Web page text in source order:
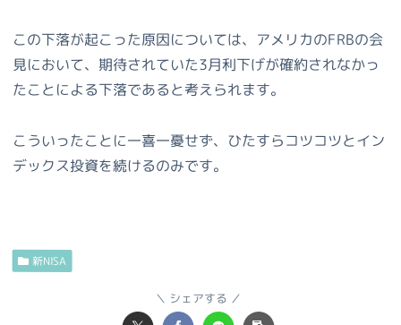
この下落が起こった原因については、アメリカのFRBの会
見において、期待されていた3月利下げが確約されなかっ
たことによる下落であると考えられます。
こういったことに一喜一憂せず、ひたすらコツコツとイン
デックス投資を続けるのみです。
新NISA
シェアする